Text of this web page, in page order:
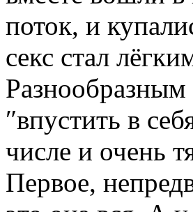
поток, и
секс стал
″впустить в
числе и очень
Первое,